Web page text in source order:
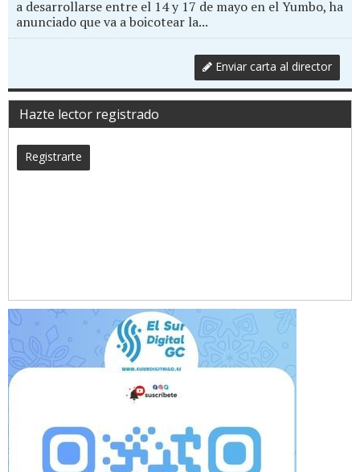
a desarrollarse entre el 14 y 17 de mayo en el Yumbo, ha
anunciado que va a boicotear la...
Enviar carta al director
Hazte lector registrado
Registrarte